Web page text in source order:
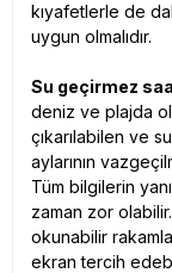
kıyafetlerle de
uygun olmalıdır.
Su geçirmez
deniz ve plajda
çıkarılabilen ve
aylarının
Tüm bilgilerin
zaman zor
okunabilir
ekran tercih